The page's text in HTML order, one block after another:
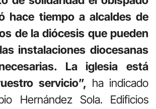
hace tiempo a alcaldes de
de la diócesis que pueden
instalaciones diocesanas
La iglesia está
servicio”, ha indicado
Hernández Sola. Edificios